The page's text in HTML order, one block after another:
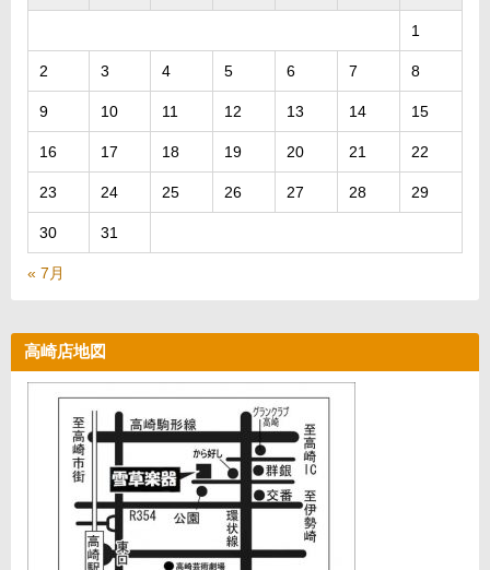
1
2 3 4 5 6 7 8
9 10 11 12 13 14 15
16 17 18 19 20 21 22
23 24 25 26 27 28 29
30 31
« 7月
高崎店地図